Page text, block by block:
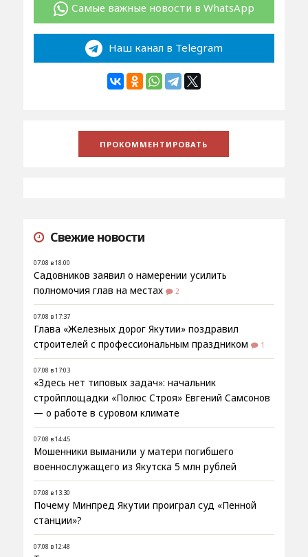
Самые важные новости в WhatsApp
Наш канал в Telegram
Свежие новости
07.08 в 18:00
Садовников заявил о намерении усилить
полномочия глав на местах
2
07.08 в 17:37
Глава «Железных дорог Якутии» поздравил
строителей с профессиональным праздником
1
07.08 в 17:03
«Здесь нет типовых задач»: начальник
стройплощадки «Полюс Строя» Евгений Самсонов
— о работе в суровом климате
07.08 в 14:45
Мошенники выманили у матери погибшего
военнослужащего из Якутска 5 млн рублей
07.08 в 13:30
Почему Минпред Якутии проиграл суд «Пенной
станции»?
07.08 в 12:48